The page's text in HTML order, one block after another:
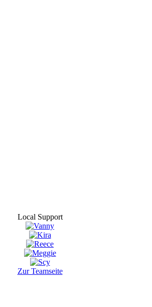
Local Support
Zur Teamseite